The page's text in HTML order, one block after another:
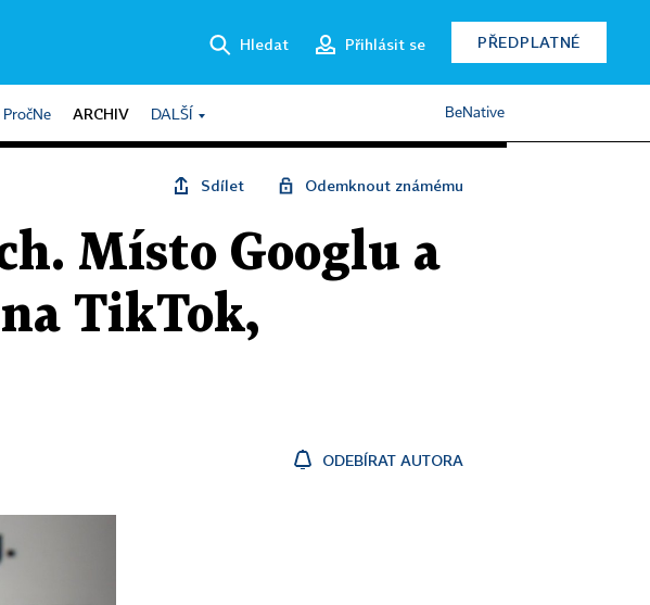
Hledat Přihlásit se PŘEDPLATNÉ
PročNe ARCHIV DALŠÍ BeNative
Sdílet Odemknout známému
Místo Googlu a
TikTok,
ODEBÍRAT AUTORA